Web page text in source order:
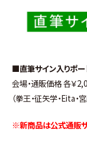
■直筆サイン入りポー
会場・通販価格 各￥
（拳王・征矢学・Eita・
※新商品は公式通販